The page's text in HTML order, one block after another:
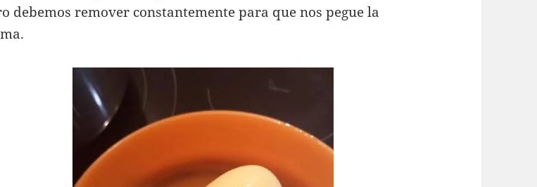
debemos remover constantemente para que nos pegue la